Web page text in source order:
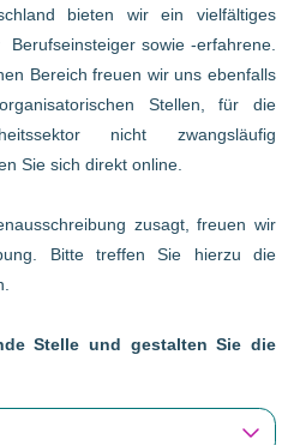
bieten wir ein vielfältiges
sowie -erfahrene.
Bereich freuen wir uns ebenfalls
Stellen, für die
nicht zwangsläufig
Sie sich direkt online.
zusagt, freuen wir
Bitte treffen Sie hierzu die
Stelle und gestalten Sie die